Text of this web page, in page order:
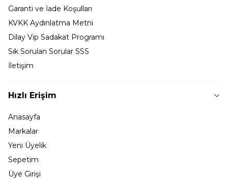
Garanti ve İade Koşulları
KVKK Aydınlatma Metni
Dilay Vip Sadakat Programı
Sık Sorulan Sorular SSS
İletişim
Hızlı Erişim
Anasayfa
Markalar
Yeni Üyelik
Sepetim
Üye Girişi